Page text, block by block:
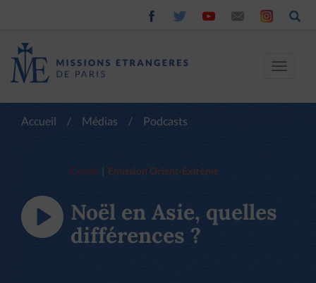
Toggle
Accueil / Médias / Podcasts
Corée Emission Orient-Extrême
Noël en Asie, quelles
différences ?